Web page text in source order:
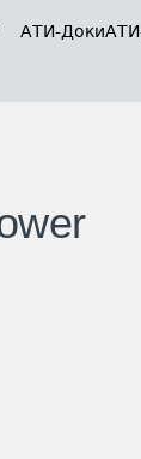
АТИ-Доки